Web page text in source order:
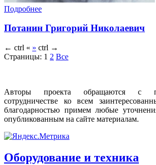
Подробнее
Потанин Григорий Николаевич
← ctrl « » ctrl →
Страницы: 1 2 Все
Авторы проекта обращаются с
сотрудничестве ко всем
благодарностью примем любые
опубликованным на сайте материалам.
Оборудование и техника